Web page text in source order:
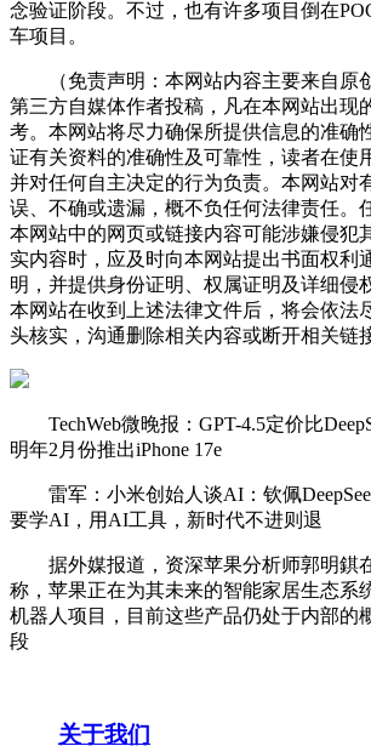
念验证阶段。不过，也有许多项目倒在
车项目。
（免责声明：本网站内容主要来自原
第三方自媒体作者投稿，凡在本网站出现
考。本网站将尽力确保所提供信息的准确
证有关资料的准确性及可靠性，读者在使
并对任何自主决定的行为负责。本网站对
误、不确或遗漏，概不负任何法律责任。
本网站中的网页或链接内容可能涉嫌侵犯
实内容时，应及时向本网站提出书面权利
明，并提供身份证明、权属证明及详细侵
本网站在收到上述法律文件后，将会依法
头核实，沟通删除相关内容或断开相关链
TechWeb微晚报：GPT-4.5定价比
明年2月份推出iPhone 17e
雷军：小米创始人谈AI：钦佩
要学AI，用AI工具，新时代不进则退
据外媒报道，资深苹果分析师郭明錤
称，苹果正在为其未来的智能家居生态系
机器人项目，目前这些产品仍处于内部的
段
关于我们